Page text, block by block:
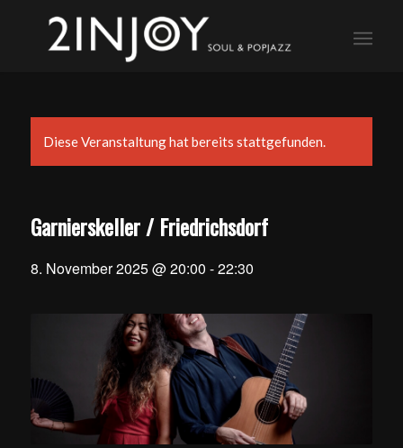
Diese Veranstaltung hat bereits stattgefunden.
Garnierskeller / Friedrichsdorf
8. November 2025 @ 20:00 -22:30